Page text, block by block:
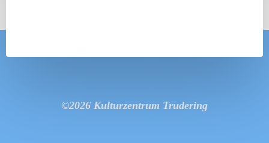
©2026 Kulturzentrum Trudering